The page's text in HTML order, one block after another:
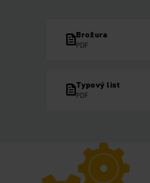
Brožura
PDF
Typový list
PDF